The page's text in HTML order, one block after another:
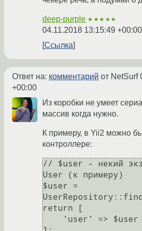
deep-purple ★★★★★
04.11.2018 13:15:49 +00:00
Ссылка
Ответ на: комментарий от NetSurf
+00:00
Из коробки не умеет
массив когда нужно.
К примеру, в Yii2 можно
контроллере:
// $user - некий
User (к примеру)
$user =
return [